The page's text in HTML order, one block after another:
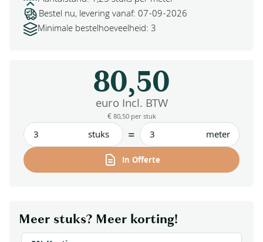
Bestel nu, levering vanaf: 07-09-2026
Minimale bestelhoeveelheid: 3
Meer stuks? Meer korting!
stuks = meter
In Offerte
80,50
euro Incl. BTW
€ 80,50 per stuk